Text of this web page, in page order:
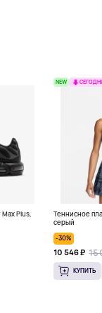
Plus,
NEW
Теннисное
серый
-30%
10 546 ₽ 15
КУПИТЬ